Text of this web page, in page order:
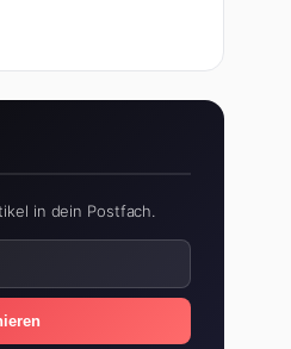
in dein Postfach.